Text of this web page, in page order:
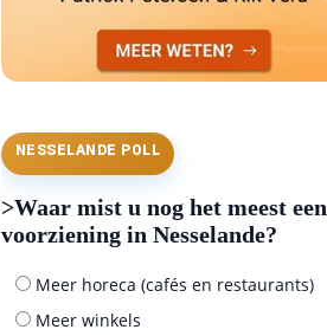
NESSELANDE POLL
>Waar mist u nog het meest een
voorziening in Nesselande?
Meer horeca (cafés en restaurants)
Meer winkels